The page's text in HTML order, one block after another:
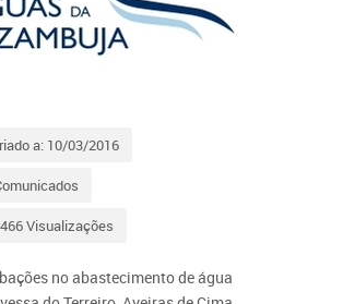
a: 10/03/2016
Visualizações
no abastecimento de água